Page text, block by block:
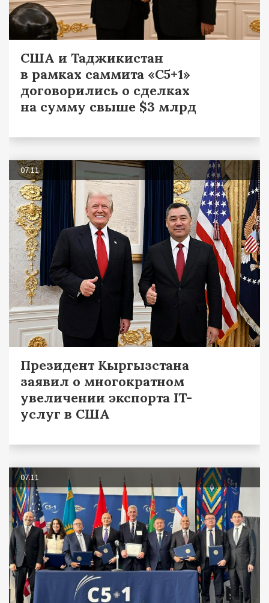
США и Таджикистан
в рамках саммита «С5+1»
договорились о сделках
на сумму свыше $3 млрд
07.11
Президент Кыргызстана
заявил о многократном
увеличении экспорта IT-
услуг в США
07.11